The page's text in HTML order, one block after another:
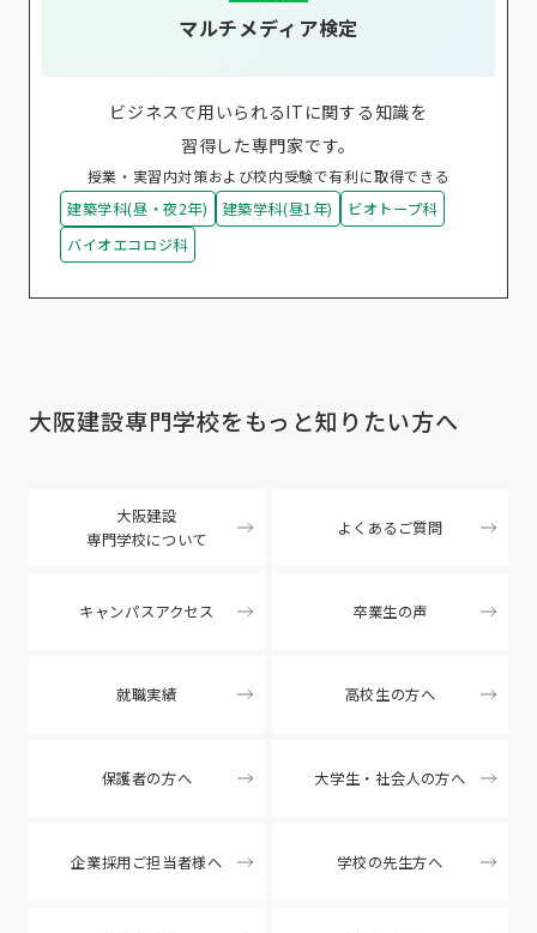
マルチメディア検定
ビジネスで用いられるITに関する知識を
習得した専門家です。
授業・実習内対策および校内受験で有利に取得できる
建築学科(昼・夜2年) 建築学科(昼1年)
ビオトープ科
バイオエコロジ科
大阪建設専門学校をもっと知りたい方へ
大阪建設
専門学校について
よくあるご質問
キャンパスアクセス 卒業生の声
就職実績 高校生の方へ
保護者の方へ 大学生・社会人の方へ
企業採用ご担当者様へ 学校の先生方へ